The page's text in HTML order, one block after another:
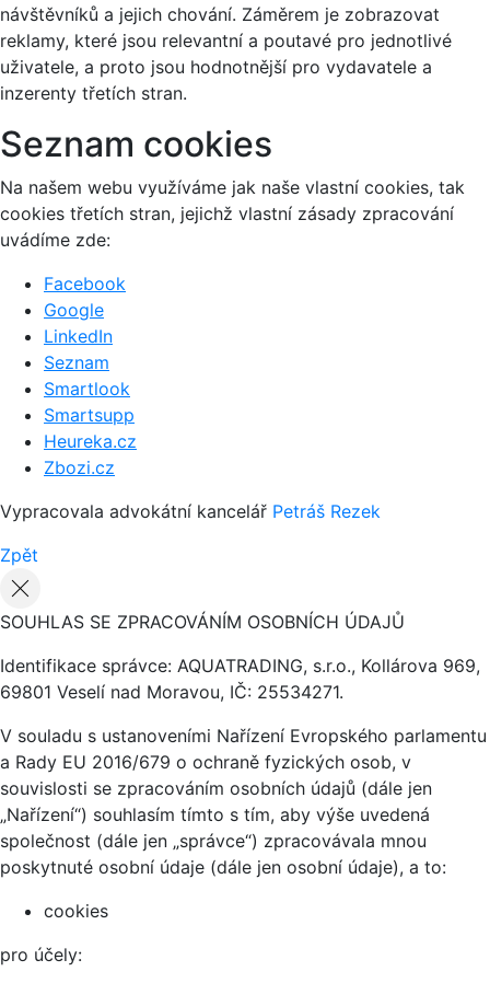
návštěvníků a jejich chování. Záměrem je zobrazovat
reklamy, které jsou relevantní a poutavé pro jednotlivé
uživatele, a proto jsou hodnotnější pro vydavatele a
inzerenty třetích stran.
Seznam cookies
Na našem webu využíváme jak naše vlastní cookies, tak
cookies třetích stran, jejichž vlastní zásady zpracování
uvádíme zde:
Facebook
Google
LinkedIn
Seznam
Smartlook
Smartsupp
Heureka.cz
Zbozi.cz
Vypracovala advokátní kancelář Petráš Rezek
Zpět
SOUHLAS SE ZPRACOVÁNÍM OSOBNÍCH ÚDAJŮ
Identifikace správce: AQUATRADING, s.r.o., Kollárova 969,
69801 Veselí nad Moravou, IČ: 25534271.
V souladu s ustanoveními Nařízení Evropského parlamentu
a Rady EU 2016/679 o ochraně fyzických osob, v
souvislosti se zpracováním osobních údajů (dále jen
„Nařízení“) souhlasím tímto s tím, aby výše uvedená
společnost (dále jen „správce“) zpracovávala mnou
poskytnuté osobní údaje (dále jen osobní údaje), a to:
cookies
pro účely: